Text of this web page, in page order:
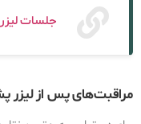
جلسات
مراقبت‌های پس از